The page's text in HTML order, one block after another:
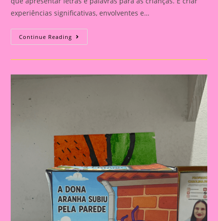
experiências significativas, envolventes e…
Continue Reading Código
Secreto
Alfabeto
Secreta:
Para